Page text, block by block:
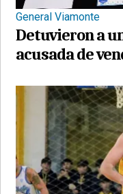
General Viamonte
Detuvieron a
acusada de